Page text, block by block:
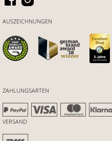
ZAHLUNGSARTEN
VERSAND
AUSZEICHNUNGEN